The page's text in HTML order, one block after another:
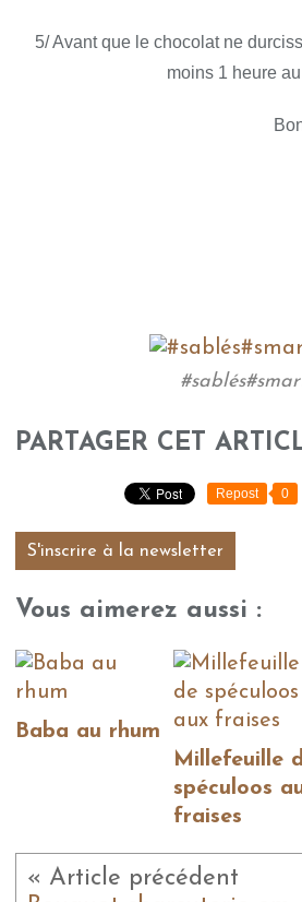
5/ Avant que le chocolat ne
moins 1 heure
PARTAGER CET
Repost 0
S'inscrire à la newsletter
Vous aimerez aussi :
Baba au rhum
Millefeuille
spéculoos
fraises
« Article précédent